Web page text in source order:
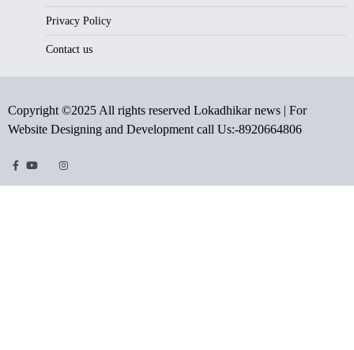
Privacy Policy
Contact us
Copyright ©2025 All rights reserved Lokadhikar news | For
Website Designing and Development call Us:-8920664806
Facebook
Youtube
TwitterInstragram